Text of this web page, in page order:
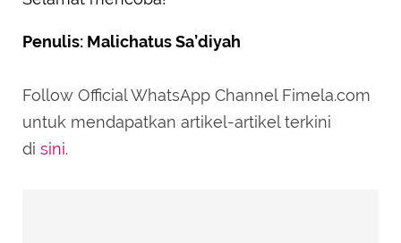
Penulis: Malichatus Sa’diyah
Follow Official WhatsApp Channel Fimela.com
untuk mendapatkan artikel-artikel terkini
di sini.